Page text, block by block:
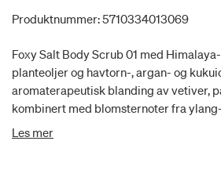
Produktnummer: 5710334013069
Foxy Salt Body Scrub 01 med
planteoljer og havtorn-, argan- og
aromaterapeutisk blanding av vetiver,
kombinert med blomsternoter fra
rosegeranium fra Karmameju.
Les mer